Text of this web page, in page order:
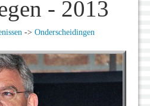
- 2013
-> Onderscheidingen